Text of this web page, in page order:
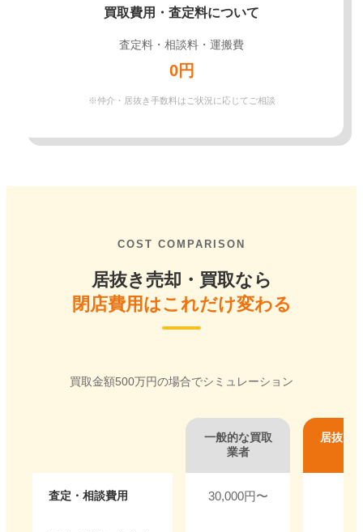
買取費用・査定料について
査定料・相談料・運搬費
0円
※仲介・居抜き手数料はご状況に応じてご相談
COST COMPARISON
居抜き売却・買取なら
閉店費用はこれだけ変わる
買取金額500万円の場合でシミュレーション
一般的な買取
業者
居抜き
査定・相談費用 30,000円〜